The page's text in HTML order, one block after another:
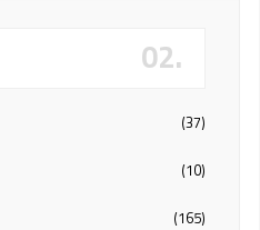
02.
(37)
(10)
(165)